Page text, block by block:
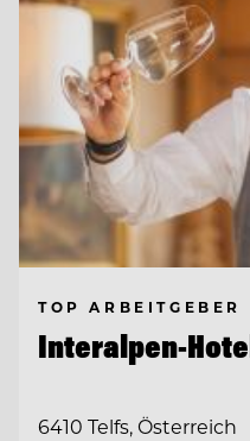
TOP ARBEITGEBER
Interalpen-
6410 Telfs, Österreich